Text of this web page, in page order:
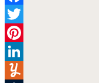
Facebook
Twitter
Pinterest
LinkedIn